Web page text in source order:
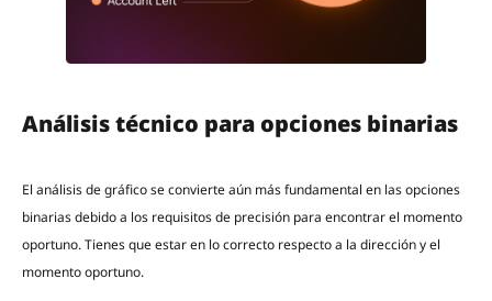
Análisis técnico para opciones binarias
El análisis de gráfico se convierte aún más fundamental en las opciones
binarias debido a los requisitos de precisión para encontrar el momento
oportuno. Tienes que estar en lo correcto respecto a la dirección y el
momento oportuno.